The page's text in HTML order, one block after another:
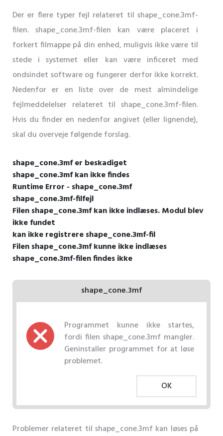
Der er flere typer fejl relateret til shape_cone.3mf-
filen. shape_cone.3mf-filen kan være placeret i
forkert filmappe på din enhed, muligvis ikke være til
stede i systemet eller kan være inficeret med
ondsindet software og fungerer derfor ikke korrekt.
Nedenfor er en liste over de mest almindelige
fejlmeddelelser relateret til shape_cone.3mf-filen.
Hvis du finder en nedenfor angivet (eller lignende),
skal du overveje følgende forslag.
shape_cone.3mf er beskadiget
shape_cone.3mf kan ikke findes
Runtime Error - shape_cone.3mf
shape_cone.3mf-filfejl
Filen shape_cone.3mf kan ikke indlæses. Modul blev
ikke fundet
kan ikke registrere shape_cone.3mf-fil
Filen shape_cone.3mf kunne ikke indlæses
shape_cone.3mf-filen findes ikke
shape_cone.3mf
Programmet kunne ikke startes,
fordi filen shape_cone.3mf mangler.
Geninstaller programmet for at løse
problemet.
OK
Problemer relateret til shape_cone.3mf kan løses på